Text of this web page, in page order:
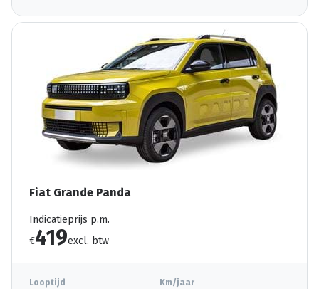
Fiat Grande Panda
Indicatieprijs p.m.
€419excl. btw
Looptijd Km/jaar